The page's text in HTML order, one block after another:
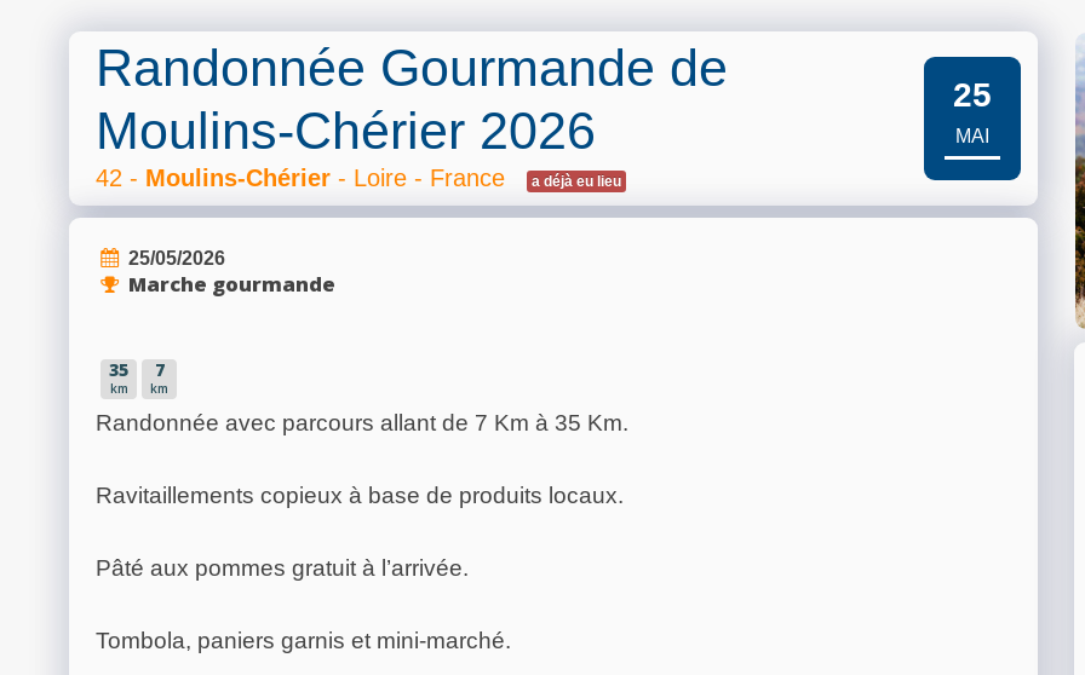
Randonnée Gourmande de
Moulins-Chérier 2026
42 - Moulins-Chérier - Loire - France a déjà eu lieu
25
MAI
25/05/2026
Marche gourmande
35
km
7
km
Randonnée avec parcours allant de 7 Km à 35 Km.
Ravitaillements copieux à base de produits locaux.
Pâté aux pommes gratuit à l’arrivée.
Tombola, paniers garnis et mini-marché.